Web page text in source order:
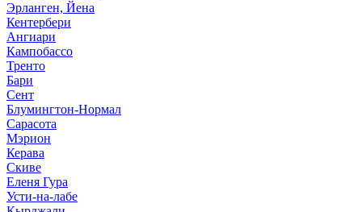
Эрланген, Йена
Кентербери
Ангиари
Кампобассо
Тренто
Бари
Сент
Блумингтон-Нормал
Сарасота
Мэрион
Керава
Скиве
Еленя Гура
Усти-на-лабе